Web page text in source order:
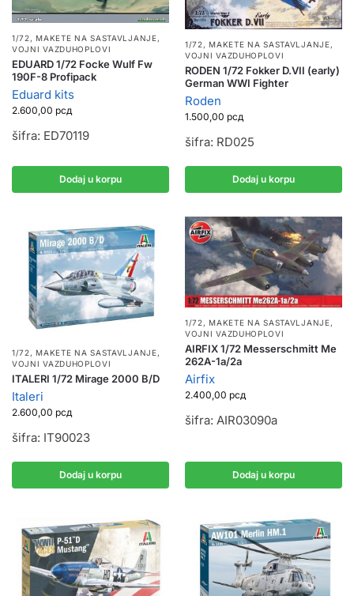
1/72,MAKETE NA SASTAVLJANJE,
VOJNI VAZDUHOPLOVI
EDUARD 1/72 Focke Wulf Fw
190F-8 Profipack
Eduard kits
2.600,00 рсд
šifra: ED70119
Dodaj u korpu
1/72,MAKETE NA SASTAVLJANJE,
VOJNI VAZDUHOPLOVI
RODEN 1/72 Fokker D.VII (early)
German WWI Fighter
Roden
1.500,00 рсд
šifra: RD025
Dodaj u korpu
1/72,MAKETE NA SASTAVLJANJE,
VOJNI VAZDUHOPLOVI
ITALERI 1/72 Mirage 2000 B/D
Italeri
2.600,00 рсд
šifra: IT90023
Dodaj u korpu
1/72,MAKETE NA SASTAVLJANJE,
VOJNI VAZDUHOPLOVI
AIRFIX 1/72 Messerschmitt Me
262A-1a/2a
Airfix
2.400,00 рсд
šifra: AIR03090a
Dodaj u korpu